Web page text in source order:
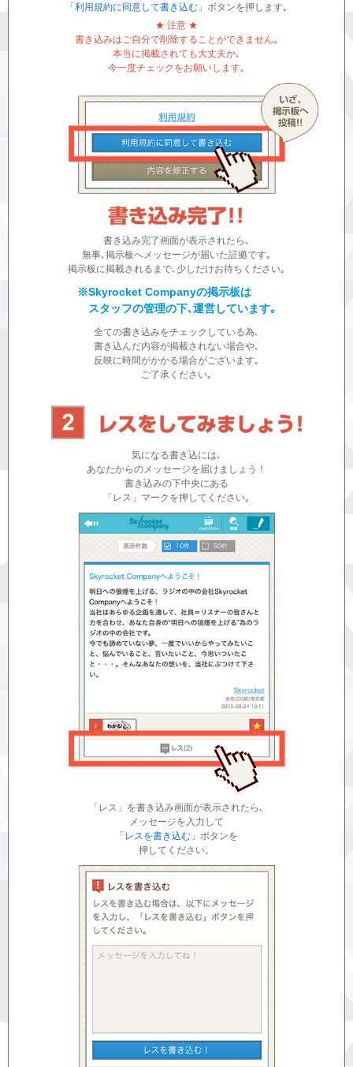
「利用規約に同意して書き込む」 ボタンを押します｡
★ 注意 ★
書き込みはご自分で削除することができません｡
本当に掲載されても大丈夫か､
今一度チェックをお願いします｡
書き込み完了画面が表示されたら､
無事､掲示板へメッセージが届いた証拠です｡
掲示板に掲載されるまで､少しだけお待ちください｡
※Skyrocket Companyの掲示板は
スタッフの管理の下､運営しています｡
全ての書き込みをチェックしている為､
書き込んだ内容が掲載されない場合や､
反映に時間がかかる場合がございます｡
ご了承ください｡
気になる書き込には､
あなたからのメッセージを届けましょう！
書き込みの下中央にある
「レス」マークを押してください｡
「レス」を書き込み画面が表示されたら､
メッセージを入力して
「レスを書き込む」 ボタンを
押してください。